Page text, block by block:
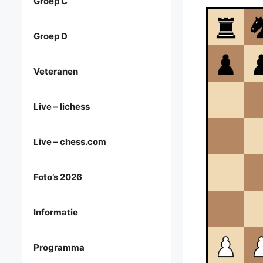
Groep D
Veteranen
Live – lichess
Live – chess.com
Foto’s 2026
Informatie
Programma